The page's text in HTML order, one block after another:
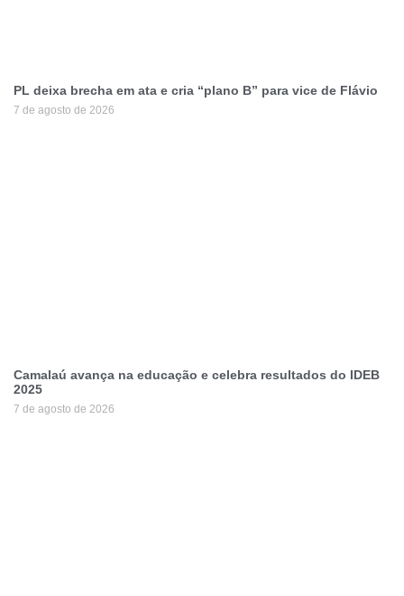
PL deixa brecha em ata e cria “plano B” para vice de Flávio
7 de agosto de 2026
Camalaú avança na educação e celebra resultados do IDEB
2025
7 de agosto de 2026